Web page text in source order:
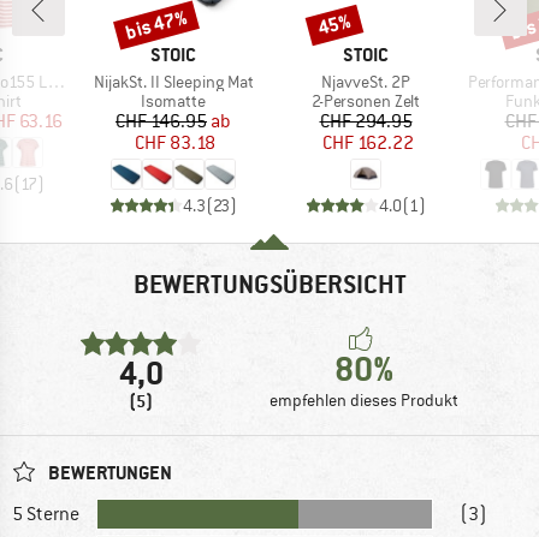
Shirt Striped
Preis
63.16
(17)
MARKE
STOIC
Artikel
NijakSt. II Sleeping Mat
Produktgruppe
Isomatte
Preis
CHF 146.95reduzierter Preis
ab
CHF 83.18
4.3(23)
Rabatt
bis 47%
MARKE
STOIC
Artikel
NjavveSt. 2P
Produktgruppe
2-Personen Zelt
Preis
CHF 294.95reduzierter Preis
CHF 162.22
4.0(1)
Rabatt
45%
Artikel
BEWERTUNGSÜBERSICHT
4,0
(5)
80%
empfehlen dieses Produkt
BEWERTUNGEN
5 Sterne
(3)